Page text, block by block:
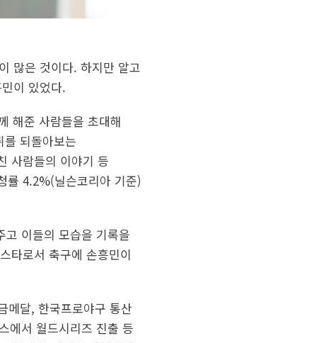
많은 것이다. 하지만 알고
이 있었다.
해준 사람들을 초대해
되돌아보는
사람들의 이야기 등
률 4.2%(닐슨코리아 기준)
이들의 모습을 기록을
타로서 축구에 손흥민이
메달, 한국프로야구 통산
에서 월드시리즈 진출 등